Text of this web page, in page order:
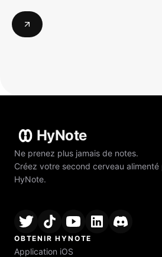
HyNote
Ne prenez plus jamais de notes.
Créez votre second cerveau alimenté
HyNote.
OBTENIR HYNOTE
Application iOS